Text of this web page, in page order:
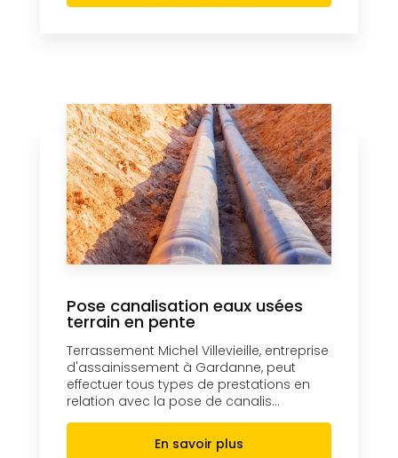
Pose canalisation eaux usées
terrain en pente
Terrassement Michel Villevieille, entreprise
d'assainissement à Gardanne, peut
effectuer tous types de prestations en
relation avec la pose de canalis...
En savoir plus